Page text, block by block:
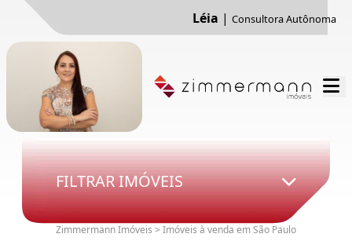
Léia | Consultora Autônoma
FILTRAR IMÓVEIS
Zimmermann Imóveis > Imóveis à venda em São Paulo